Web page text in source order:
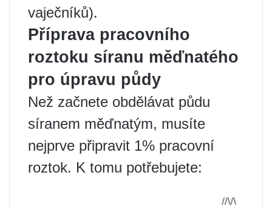
vaječníků).
Příprava pracovního
roztoku síranu měďnatého
pro úpravu půdy
Než začnete obdělávat půdu
síranem měďnatým, musíte
nejprve připravit 1% pracovní
roztok. K tomu potřebujete: